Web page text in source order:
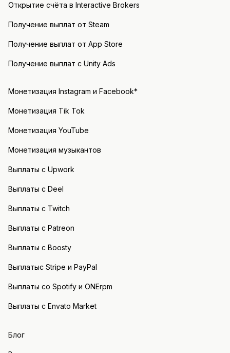
Открытие счёта в Interactive Brokers
Получение выплат от Steam
Получение выплат от App Store
Получение выплат с Unity Ads
Монетизация Instagram и Facebook*
Монетизация Tik Tok
Монетизация YouTube
Монетизация музыкантов
Выплаты с Upwork
Выплаты с Deel
Выплаты с Twitch
Выплаты с Patreon
Выплаты с Boosty
Выплатыс Stripe и PayPal
Выплаты со Spotify и ONErpm
Выплаты с Envato Market
Блог